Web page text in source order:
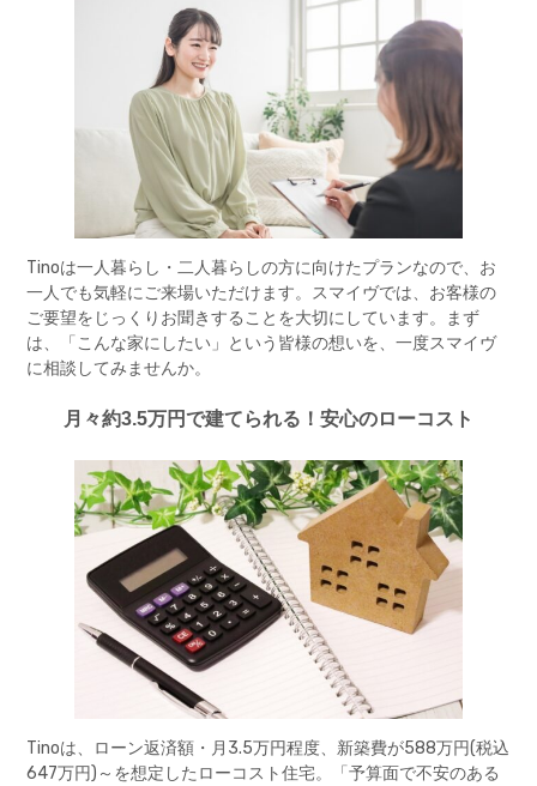
Tinoは一人暮らし・二人暮らしの方に向けたプランなので、お
一人でも気軽にご来場いただけます。スマイヴでは、お客様の
ご要望をじっくりお聞きすることを大切にしています。まず
は、「こんな家にしたい」という皆様の想いを、一度スマイヴ
に相談してみませんか。
月々約3.5万円で建てられる！安心のローコスト
Tinoは、ローン返済額・月3.5万円程度、新築費が588万円(税込
647万円)～を想定したローコスト住宅。「予算面で不安のある